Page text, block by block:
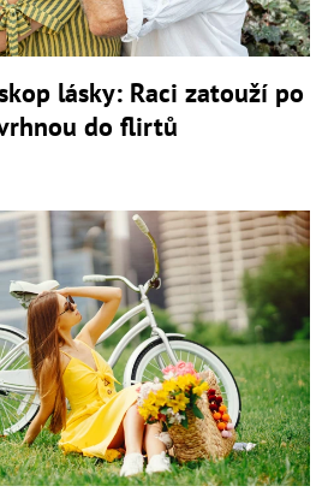
lásky: Raci zatouží po
do flirtů